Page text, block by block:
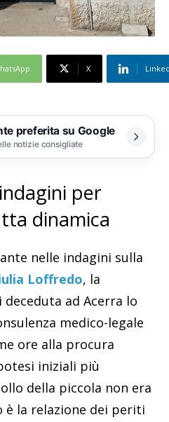
X
preferita su Google
notizie consigliate
per
dinamica
nelle indagini sulla
Loffredo, la
ad Acerra lo
medico-legale
ore alla procura
iniziali più
della piccola non era
la relazione dei periti